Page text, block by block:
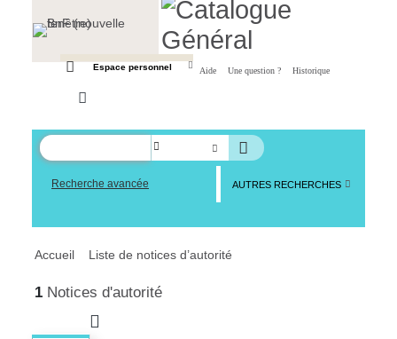
Espace personnel Aide Une question ? Historique
Recherche avancée AUTRES RECHERCHES
Accueil Liste de notices d’autorité
1 Notices d'autorité
Panneau de gestion des cookies